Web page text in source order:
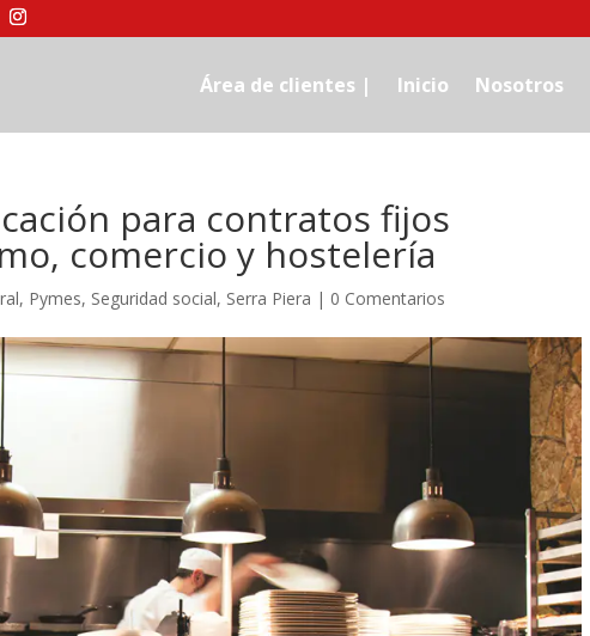
Área de clientes | Inicio Nosotros
para contratos fijos
comercio y hostelería
, Pymes, Seguridad social, Serra Piera | 0 Comentarios